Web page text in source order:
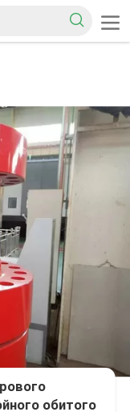
обитого